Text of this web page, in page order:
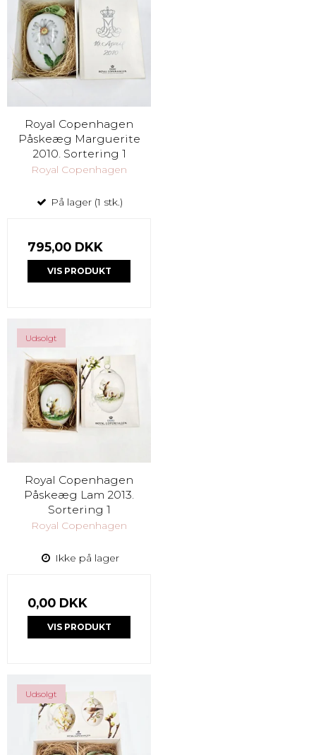
Royal Copenhagen
Påskeæg Marguerite
2010. Sortering 1
Royal Copenhagen
På lager (1 stk.)
795,00 DKK
VIS PRODUKT
Udsolgt
Royal Copenhagen
Påskeæg Lam 2013.
Sortering 1
Royal Copenhagen
Ikke på lager
0,00 DKK
VIS PRODUKT
Udsolgt